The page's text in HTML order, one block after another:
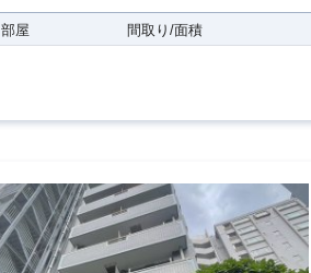
部屋 間取り/面積